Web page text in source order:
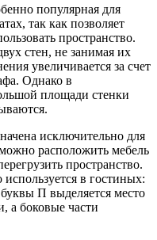
популярная для
так как позволяет
пространство.
стен, не занимая их
увеличивается за счет
Однако в
площади стенки
исключительно для
расположить мебель
пространство.
используется в гостиных:
П выделяется место
а боковые части